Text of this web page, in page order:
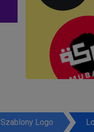
Szablony Logo